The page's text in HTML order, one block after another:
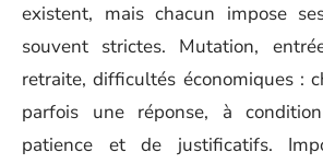
existent, mais chacun impose
souvent strictes. Mutation,
retraite, difficultés économiques :
parfois une réponse, à
patience et de justificatifs.